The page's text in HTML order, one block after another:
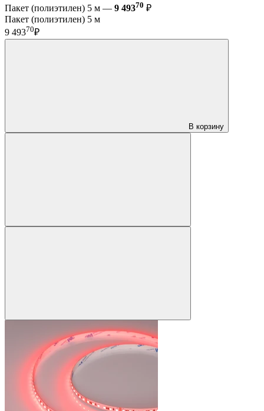
Пакет (полиэтилен) 5 м — 9 49370 ₽
Пакет (полиэтилен) 5 м
9 49370₽
В корзину